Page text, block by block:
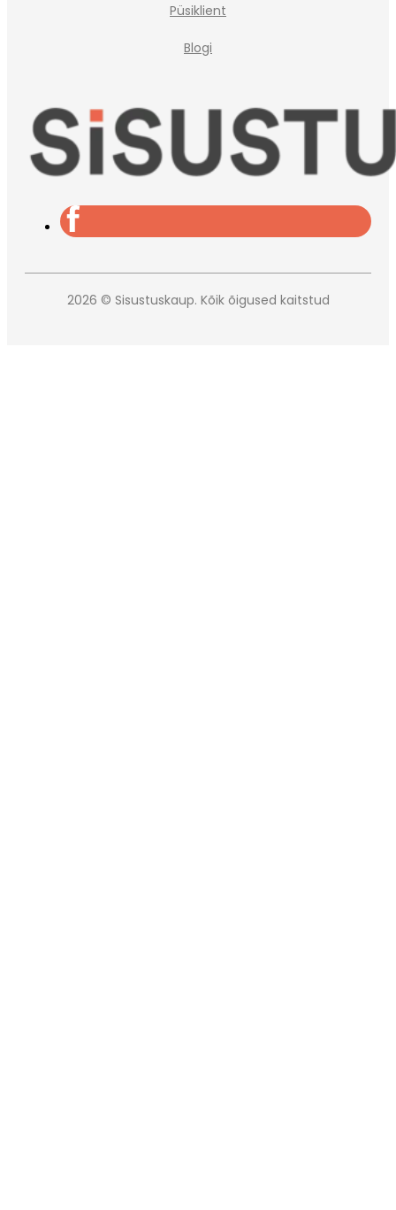
Püsiklient
Blogi
2026 © Sisustuskaup. Kõik õigused kaitstud